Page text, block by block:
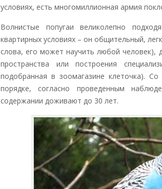
условиях, есть многомиллионная армия
Волнистые попугаи великолепно
квартирных условиях – он общительный,
слова, его может научить любой человек),
пространства или построения
подобранная в зоомагазине клеточка).
порядке, согласно проведенным
содержании доживают до 30 лет.